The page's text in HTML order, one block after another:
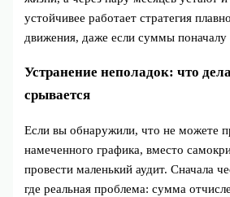
устойчивее работает стратегия
движения, даже если суммы
Устранение неполадок: что
срывается
Если вы обнаружили, что не можете
намеченного графика, вместо
провести маленький аудит. Сначала
где реальная проблема: сумма